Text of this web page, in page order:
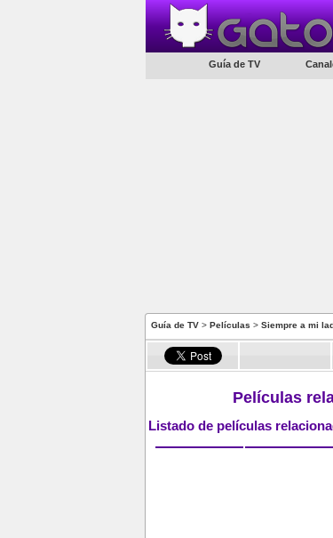
Guía de TV
Guía de TV > Películas > Siempre a mi
Películas
Listado de películas